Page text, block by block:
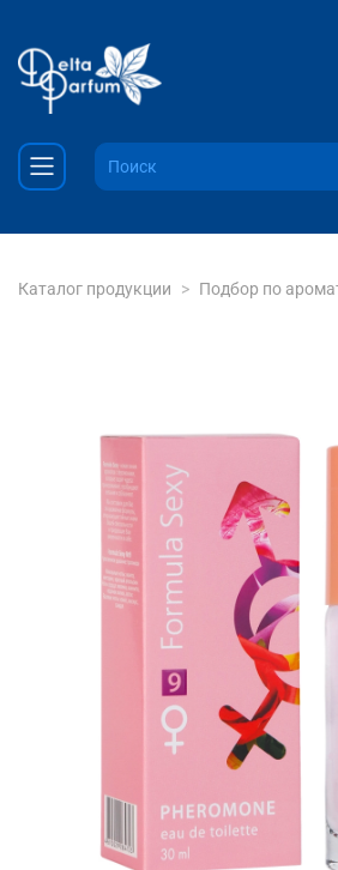
Каталог продукции Подбор по